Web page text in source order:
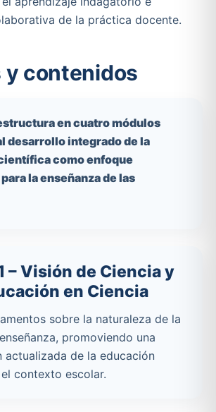
de la práctica docente.
y contenidos
en cuatro módulos
desarrollo integrado de la
como enfoque
la enseñanza de las
– Visión de Ciencia y
en Ciencia
sobre la naturaleza de la
promoviendo una
actualizada de la educación
contexto escolar.